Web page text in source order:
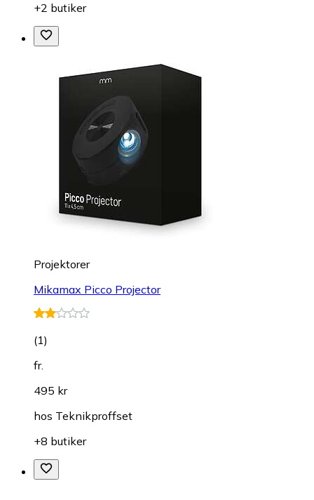
+2 butiker
Projektorer
Mikamax Picco Projector
(1)
fr.
495 kr
hos Teknikproffset
+8 butiker